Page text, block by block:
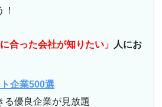
合った会社が知りたい」
人にお
企業500選
る優良企業が見放題